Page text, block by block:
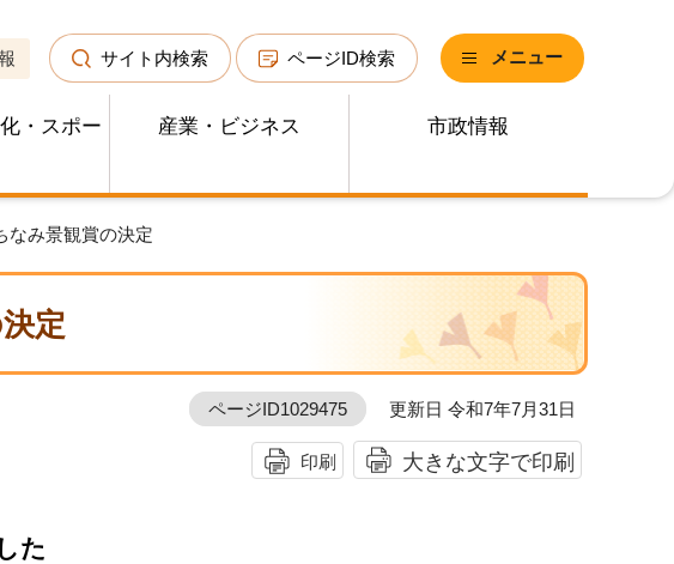
サイト内検索 ページID検索 メニュー
・スポー
産業・ビジネス 市政情報
なみ景観賞の決定
定
ページID1029475 更新日 令和7年7月31日
印刷 大きな文字で印刷
た